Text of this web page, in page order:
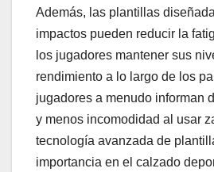
Además, las plantillas
impactos pueden reducir la
los jugadores mantener sus
rendimiento a lo largo de los
jugadores a menudo informan
y menos incomodidad al usar
tecnología avanzada de
importancia en el calzado